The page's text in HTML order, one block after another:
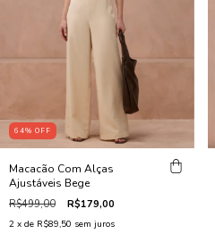
64% OFF
Macacão Com Alças
Ajustáveis Bege
R$499,00 R$179,00
2 x de R$89,50 sem juros